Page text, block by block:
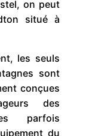
on peut
situé à
les seuls
sont
conçues
des
parfois
du